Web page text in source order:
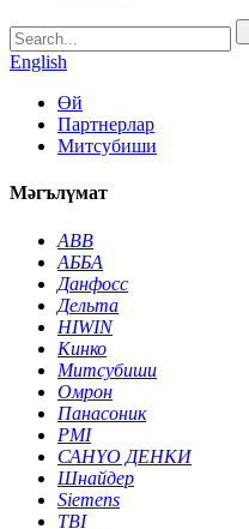
English
Өй
Партнерлар
Митсубиши
Мәгълүмат
ABB
АББА
Данфосс
Дельта
HIWIN
Кинко
Митсубиши
Омрон
Панасоник
PMI
САНYО ДЕНКИ
Шнайдер
Siemens
TBI